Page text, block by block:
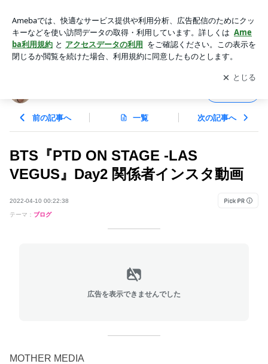
動画 | Bコレ BTSの情報収集
アプリをダウンロードして ブログの更新通知
を受け取りまし
ょう。
開く
前の記事へ 一覧 次の記事へ
BTS『PTD ON STAGE -LAS
VEGUS』Day2 関係者インスタ動画
2022-04-10 00:22:38
テーマ： ブログ
広告を表示できませんでした
MOTHER MEDIA